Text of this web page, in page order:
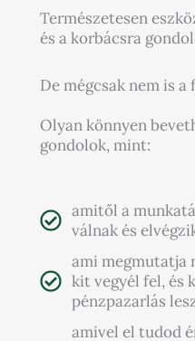
Természetesen
és a korbácsra
De mégcsak nem is
Olyan könnyen
gondolok, mint:
amitől a
válnak és
ami megmutatja
kit vegyél fel, és
pénzpazarlás
amivel el tudod